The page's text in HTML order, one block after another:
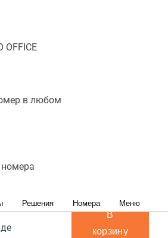
OFFICE
в любом
Решения Номера Меню
рейтингом
HD720p
G-lens
В
корзину